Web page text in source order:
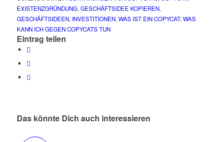
EXISTENZGRÜNDUNG, GESCHÄFTSIDEE KOPIEREN,
GESCHÄFTSIDEEN, INVESTITIONEN, WAS IST EIN COPYCAT, WAS
KANN ICH GEGEN COPYCATS TUN
Eintrag teilen
Das könnte Dich auch interessieren